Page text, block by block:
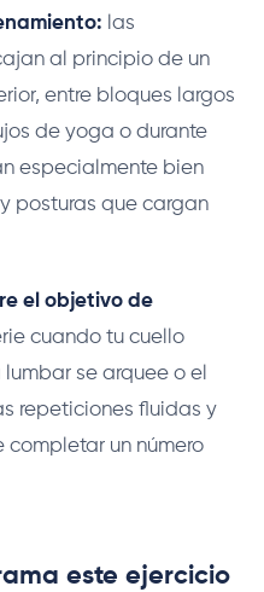
las
al principio de un
entre bloques largos
de yoga o durante
especialmente bien
posturas que cargan
el objetivo de
cuando tu cuello
se arquee o el
repeticiones fluidas y
completar un número
este ejercicio